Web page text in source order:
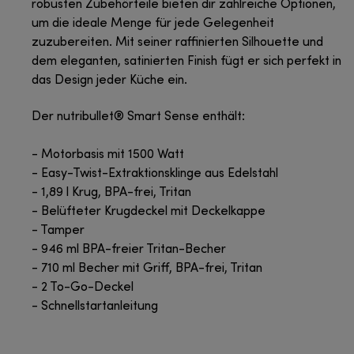
robusten Zubehörteile bieten dir zahlreiche Optionen,
um die ideale Menge für jede Gelegenheit
zuzubereiten. Mit seiner raffinierten Silhouette und
dem eleganten, satinierten Finish fügt er sich perfekt in
das Design jeder Küche ein.
Der nutribullet® Smart Sense enthält:
- Motorbasis mit 1500 Watt
- Easy-Twist-Extraktionsklinge aus Edelstahl
- 1,89 l Krug, BPA-frei, Tritan
- Belüfteter Krugdeckel mit Deckelkappe
- Tamper
- 946 ml BPA-freier Tritan-Becher
- 710 ml Becher mit Griff, BPA-frei, Tritan
- 2 To-Go-Deckel
- Schnellstartanleitung